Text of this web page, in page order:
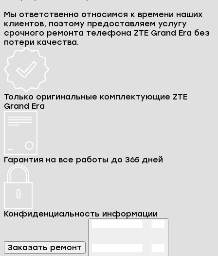
Ремонт ZTE Grand Era
Столкнулись с проблемой в работе вашего
смартфона ZTE Grand Era? Не спешите
расставаться! Наш сервисный центр E-group
поможет вам в любой ситуации и вернет к
жизни ваш телефон, даже если он кажется
безнадежно сломанным.
ZTE Grand Era и досконально знаем все его
особенности и нюансы. К каждому гаджету мы
подходим индивидуально, ведь даже одна и та
же поломка может иметь разные причины и
требовать различных решений.
Мы осуществляем ремонт как программной, так
и аппаратной части телефонов ZTE Grand Era. В
процессе ремонта наши специалисты
качестве наших услуг и долговечной работе